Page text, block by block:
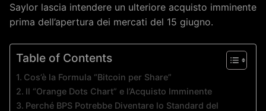
Saylor lascia intendere un ulteriore acquisto imminente
prima dell’apertura dei mercati del 15 giugno.
Table of Contents
Cos’è la Formula “Bitcoin per Share”
Il “Orange Dots Chart” e l’Acquisto Imminente
Perché BPS Potrebbe Diventare lo Standard del